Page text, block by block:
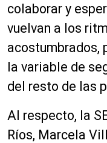
colaborar y
vuelvan a los
acostumbrados,
la variable de
del resto de las
Al respecto, la
Ríos, Marcela